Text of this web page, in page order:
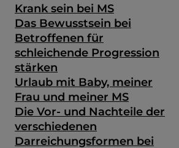
Krank sein bei MS
Das Bewusstsein bei
Betroffenen für
schleichende Progression
stärken
Urlaub mit Baby, meiner
Frau und meiner MS
Die Vor- und Nachteile der
verschiedenen
Darreichungsformen bei